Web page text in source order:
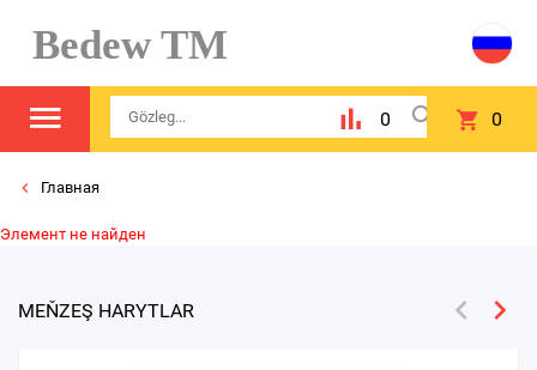
Bedew TM
0 0
Главная
Элемент не найден
MEŇZEŞ HARYTLAR